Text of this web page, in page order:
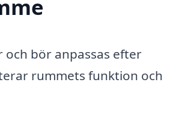
bör anpassas efter
rummets funktion och